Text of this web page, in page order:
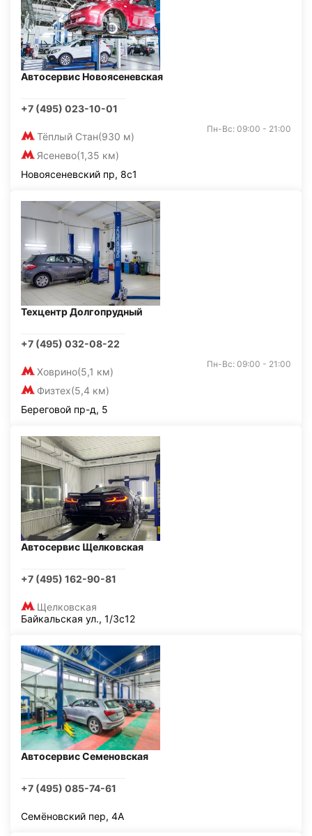
Автосервис Новоясеневская
+7 (495) 023-10-01
Тёплый Стан(930 м)
Ясенево(1,35 км)
Пн-Вс: 09:00 - 21:00
Новоясеневский пр, 8с1
Техцентр Долгопрудный
+7 (495) 032-08-22
Ховрино(5,1 км)
Физтех(5,4 км)
Пн-Вс: 09:00 - 21:00
Береговой пр-д, 5
Автосервис Щелковская
+7 (495) 162-90-81
Щелковская
Байкальская ул., 1/3с12
Автосервис Семеновская
+7 (495) 085-74-61
Семёновский пер, 4А